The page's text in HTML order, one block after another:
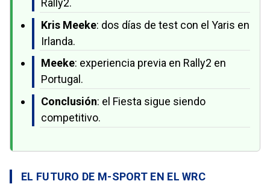
Rally2.
Kris Meeke: dos días de test con el Yaris en
Irlanda.
Meeke: experiencia previa en Rally2 en
Portugal.
Conclusión: el Fiesta sigue siendo
competitivo.
EL FUTURO DE M-SPORT EN EL WRC